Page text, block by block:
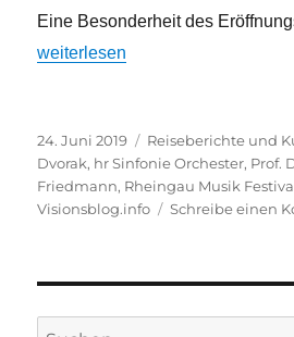
Eine Besonderheit des
„Schmerz, Trauer, Trost – Stabat
weiterlesen
Veröffentlicht
am
24. Juni 2019 Kategorien
Reiseberichte und
Dvorak, hr Sinfonie Orchester, Prof.
Friedmann, Rheingau Musik
Visionsblog.info
Schreibe einen
Suche